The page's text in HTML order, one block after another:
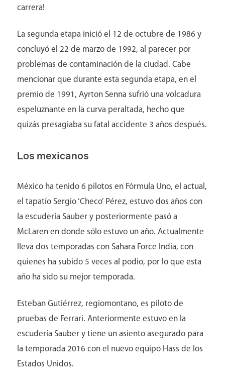
carrera!
La segunda etapa inició el 12 de octubre de 1986 y
concluyó el 22 de marzo de 1992, al parecer por
problemas de contaminación de la ciudad. Cabe
mencionar que durante esta segunda etapa, en el
premio de 1991, Ayrton Senna sufrió una volcadura
espeluznante en la curva peraltada, hecho que
quizás presagiaba su fatal accidente 3 años después.
Los mexicanos
México ha tenido 6 pilotos en Fórmula Uno, el actual,
el tapatío Sergio ‘Checo’ Pérez, estuvo dos años con
la escudería Sauber y posteriormente pasó a
McLaren en donde sólo estuvo un año. Actualmente
lleva dos temporadas con Sahara Force India, con
quienes ha subido 5 veces al podio, por lo que esta
año ha sido su mejor temporada.
Esteban Gutiérrez, regiomontano, es piloto de
pruebas de Ferrari. Anteriormente estuvo en la
escudería Sauber y tiene un asiento asegurado para
la temporada 2016 con el nuevo equipo Hass de los
Estados Unidos.